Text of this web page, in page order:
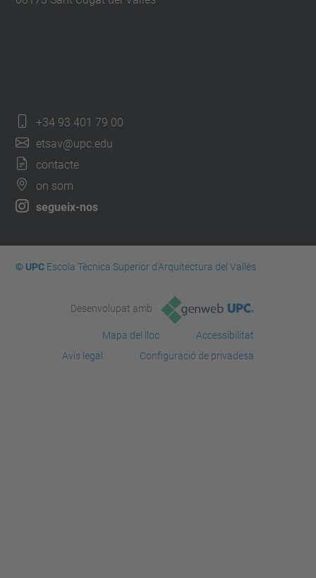
+34 93 401 79 00
etsav@upc.edu
contacte
on som
segueix-nos
© UPCEscola Tècnica Superior d'Arquitectura del Vallès
Desenvolupat amb
Mapa del lloc
Accessibilitat
Avís legal
Configuració de privadesa